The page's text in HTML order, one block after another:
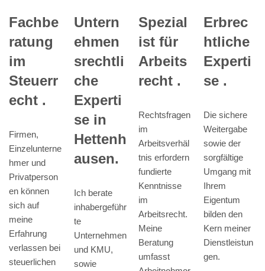
Fachbe
ratung
im
Steuerr
echt .
Firmen,
Einzelunterne
hmer und
Privatperson
en können
sich auf
meine
Erfahrung
verlassen bei
steuerlichen
Untern
ehmen
srechtli
che
Experti
se in
Hettenh
ausen.
Ich berate
inhabergeführ
te
Unternehmen
und KMU,
sowie
Spezial
ist für
Arbeits
recht .
Rechtsfragen
im
Arbeitsverhäl
tnis erfordern
fundierte
Kenntnisse
im
Arbeitsrecht.
Meine
Beratung
umfasst
Erbrec
htliche
Experti
se .
Die sichere
Weitergabe
sowie der
sorgfältige
Umgang mit
Ihrem
Eigentum
bilden den
Kern meiner
Dienstleistun
gen.